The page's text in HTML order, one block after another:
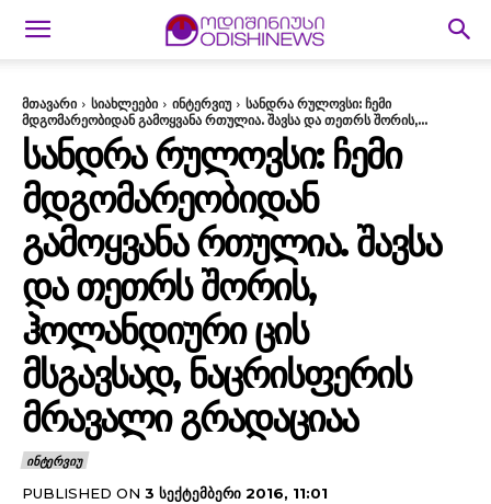
მთავარი სიახლეები ინტერვიუ
სანდრა რულოვსი: ჩემი
მდგომარეობიდან გამოყვანა რთულია. შავსა და თეთრს შორის,...
ᲡᲐᲜᲓᲠᲐ ᲠᲣᲚᲝᲕᲡᲘ: ᲩᲔᲛᲘ
ᲛᲓᲒᲝᲛᲐᲠᲔᲝᲑᲘᲓᲐᲜ
ᲒᲐᲛᲝᲧᲕᲐᲜᲐ ᲠᲗᲣᲚᲘᲐ. ᲨᲐᲕᲡᲐ
ᲓᲐ ᲗᲔᲗᲠᲡ ᲨᲝᲠᲘᲡ,
ᲰᲝᲚᲐᲜᲓᲘᲣᲠᲘ ᲪᲘᲡ
ᲛᲡᲒᲐᲕᲡᲐᲓ, ᲜᲐᲪᲠᲘᲡᲤᲔᲠᲘᲡ
ᲛᲠᲐᲕᲐᲚᲘ ᲒᲠᲐᲓᲐᲪᲘᲐᲐ
ᲘᲜᲢᲔᲠᲕᲘᲣ
PUBLISHED ON 3 ᲡᲔᲥᲢᲔᲛᲑᲔᲠᲘ 2016, 11:01